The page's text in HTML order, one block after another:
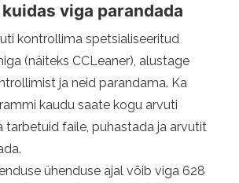
viga parandada
kontrollima spetsialiseeritud
(näiteks CCLeaner), alustage
ja neid parandama. Ka
kaudu saate kogu arvuti
tarbetuid faile, puhastada ja arvutit
ühenduse ajal võib viga 628